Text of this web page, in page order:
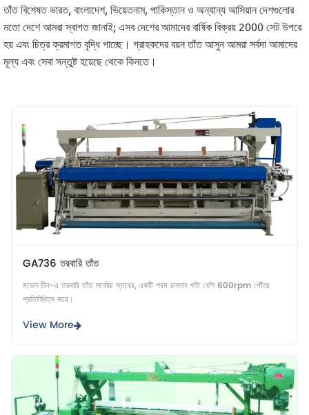
তাঁত বিশেষত ভারত, বাংলাদেশ, ভিয়েতনাম, পাকিস্তান ও অন্যান্য আসিয়ান দেশগুলোর
মতো দেশে আমরা স্বাগত জানাই; এসব দেশের আমাদের বার্ষিক বিক্রয় 2000 সেট উপরে
হয় এবং চিত্র ক্রমাগত বৃদ্ধি পাচ্ছে। গ্রাহকদের বয়ন তাঁত আসুন আমরা সর্বদা আমাদের
মূল্য এবং সেবা সন্তুষ্ট হয়েছে থেকে কিনতে।
GA736 তরবারি তাঁত
মডেল চীন-এ তরবারি তাঁত সর্বোচ্চ স্তরের, একটি পরম চলমান গতি বেশি 600rpm পৌঁছে
প্রতিনিধিত্ব করে।
View More